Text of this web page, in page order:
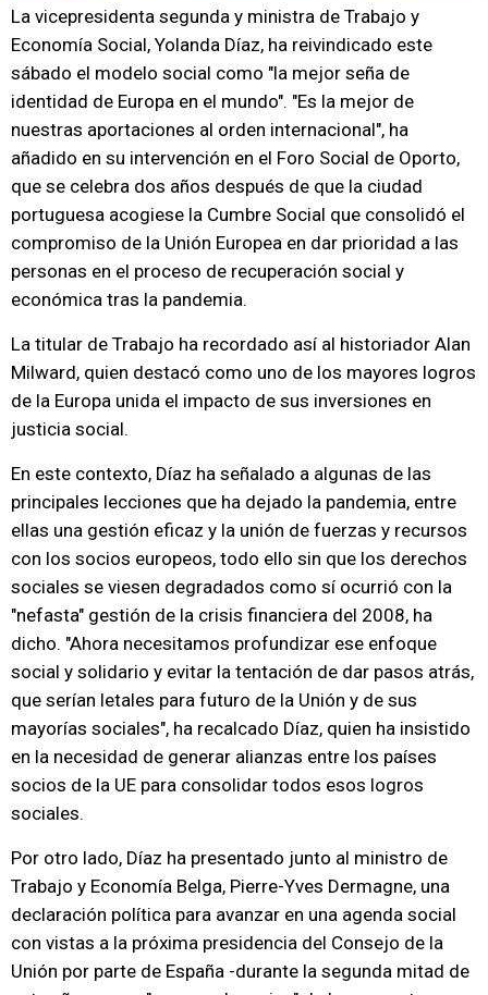
La vicepresidenta segunda y ministra de Trabajo y
Economía Social, Yolanda Díaz, ha reivindicado este
sábado el modelo social como "la mejor seña de
identidad de Europa en el mundo". "Es la mejor de
nuestras aportaciones al orden internacional", ha
añadido en su intervención en el Foro Social de Oporto,
que se celebra dos años después de que la ciudad
portuguesa acogiese la Cumbre Social que consolidó el
compromiso de la Unión Europea en dar prioridad a las
personas en el proceso de recuperación social y
económica tras la pandemia.
La titular de Trabajo ha recordado así al historiador Alan
Milward, quien destacó como uno de los mayores logros
de la Europa unida el impacto de sus inversiones en
justicia social.
En este contexto, Díaz ha señalado a algunas de las
principales lecciones que ha dejado la pandemia, entre
ellas una gestión eficaz y la unión de fuerzas y recursos
con los socios europeos, todo ello sin que los derechos
sociales se viesen degradados como sí ocurrió con la
"nefasta" gestión de la crisis financiera del 2008, ha
dicho. "Ahora necesitamos profundizar ese enfoque
social y solidario y evitar la tentación de dar pasos atrás,
que serían letales para futuro de la Unión y de sus
mayorías sociales", ha recalcado Díaz, quien ha insistido
en la necesidad de generar alianzas entre los países
socios de la UE para consolidar todos esos logros
sociales.
Por otro lado, Díaz ha presentado junto al ministro de
Trabajo y Economía Belga, Pierre-Yves Dermagne, una
declaración política para avanzar en una agenda social
con vistas a la próxima presidencia del Consejo de la
Unión por parte de España -durante la segunda mitad de